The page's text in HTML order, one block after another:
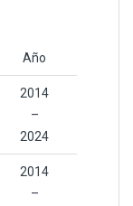
Año
2014
–
2024
2014
–